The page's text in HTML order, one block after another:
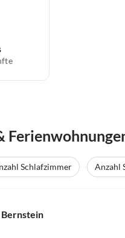
Schlafzimmer Anzahl
Bernstein